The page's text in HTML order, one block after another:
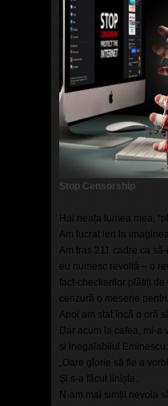
Stop Censorship
Hai neața lumea mea,
Am lucrat ieri la
Am tras 211 cadre ca
eu numesc revoltă – o
fact-checkerilor plătiți
cenzură o meserie
Apoi am stat încă o oră
Dar acum la cafea, mi-a
și inegalabilul Eminescu:
„Oare glorie să fie a
Și s-a făcut liniște.
N-am mai simțit nevoia